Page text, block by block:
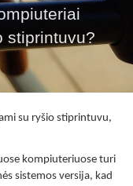
stiprintuvu?
su ryšio stiprintuvu,
kompiuteriuose turi
sistemos versija, kad